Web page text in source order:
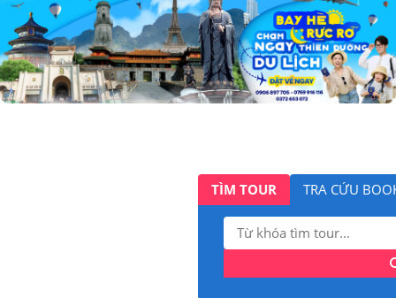
TÌM TOUR TRA CỨU
Tìm
kiếm: